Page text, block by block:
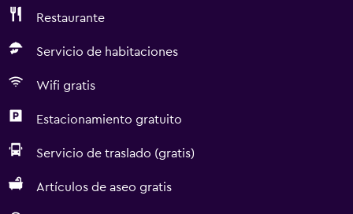
Restaurante
Servicio de habitaciones
Wifi gratis
Estacionamiento gratuito
Servicio de traslado (gratis)
Artículos de aseo gratis